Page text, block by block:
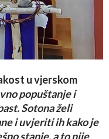
u vjerskom
popuštanje i
Sotona želi
i uvjeriti ih kako je
stanje, a to nije